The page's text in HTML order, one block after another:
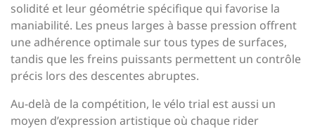
solidité et leur géométrie spécifique qui favorise la
maniabilité. Les pneus larges à basse pression offrent
une adhérence optimale sur tous types de surfaces,
tandis que les freins puissants permettent un contrôle
précis lors des descentes abruptes.
Au-delà de la compétition, le vélo trial est aussi un
moyen d’expression artistique où chaque rider